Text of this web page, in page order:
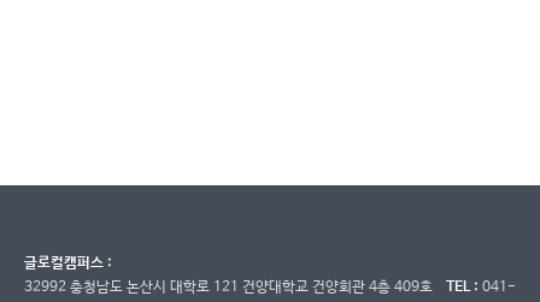
글로컬캠퍼스 :
32992 충청남도 논산시 대학로 121 건양대학교 건양회관 4층 409호
TEL : 041-